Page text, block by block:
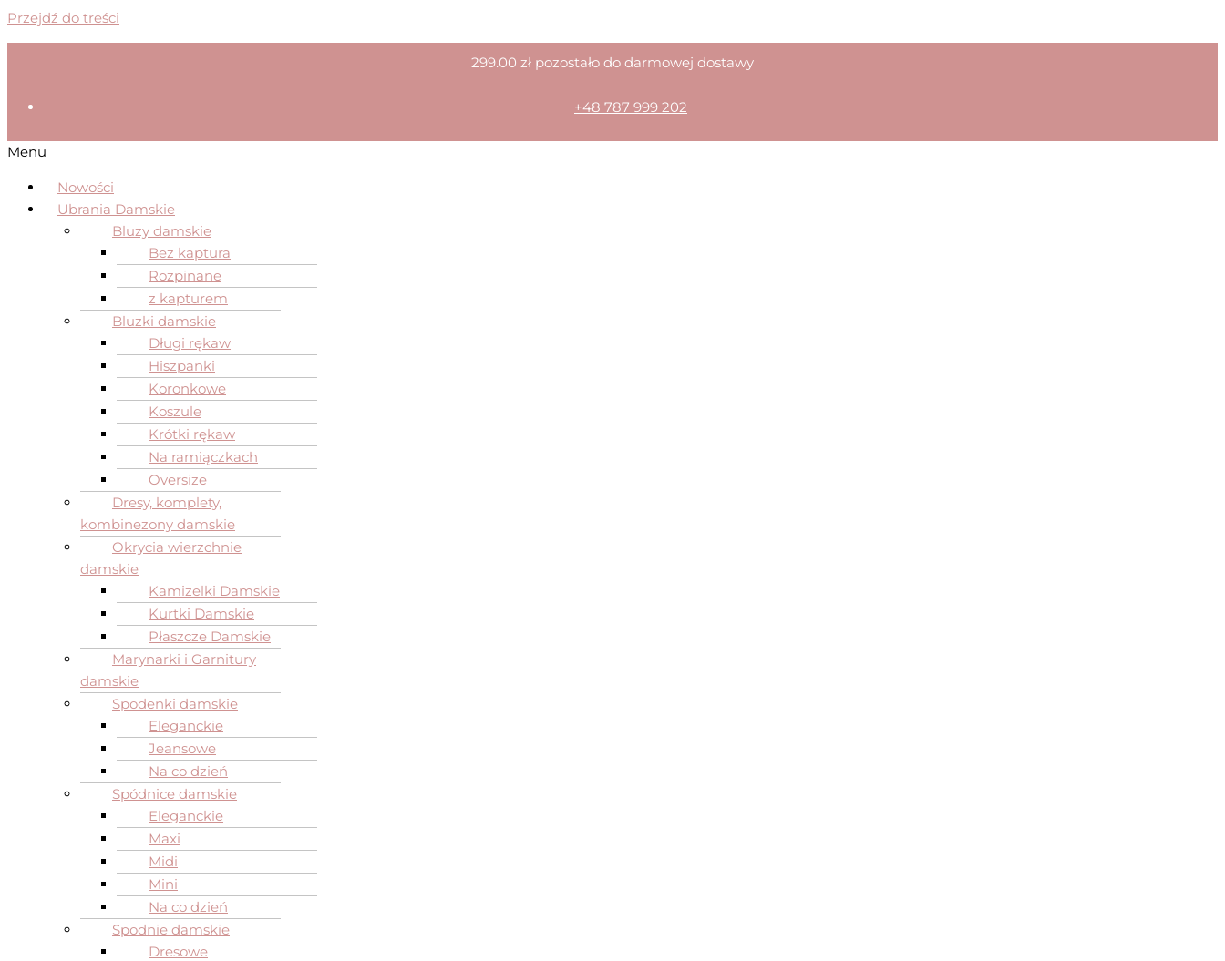
Przejdź do treści
299.00 zł pozostało do darmowej dostawy
+48 787 999 202
Menu
Nowości
Ubrania Damskie
Bluzy damskie
Bez kaptura
Rozpinane
z kapturem
Bluzki damskie
Długi rękaw
Hiszpanki
Koronkowe
Koszule
Krótki rękaw
Na ramiączkach
Oversize
Dresy, komplety,
kombinezony damskie
Okrycia wierzchnie
damskie
Kamizelki Damskie
Kurtki Damskie
Płaszcze Damskie
Marynarki i Garnitury
damskie
Spodenki damskie
Eleganckie
Jeansowe
Na co dzień
Spódnice damskie
Eleganckie
Maxi
Midi
Mini
Na co dzień
Spodnie damskie
Dresowe